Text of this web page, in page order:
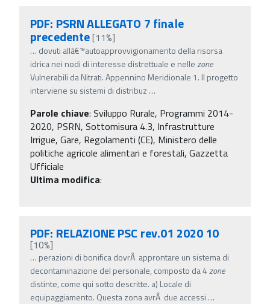
PDF: PSRN ALLEGATO 7 finale
precedente[11%]
… dovuti allâ€™autoapprovvigionamento della risorsa
idrica nei nodi di interesse distrettuale e nellezone
Vulnerabili da Nitrati. Appennino Meridionale 1. Il progetto
interviene su sistemi di distribuz …
Parole chiave: Sviluppo Rurale, Programmi 2014-
2020, PSRN, Sottomisura 4.3, Infrastrutture
Irrigue, Gare, Regolamenti (CE), Ministero delle
politiche agricole alimentari e forestali, Gazzetta
Ufficiale
Ultima modifica:
PDF: RELAZIONE PSC rev.01 2020 10
[10%]
… perazioni di bonifica dovrÃ approntare un sistema di
decontaminazione del personale, composto da 4zone
distinte, come qui sotto descritte. a) Locale di
equipaggiamento. Questa zona avrÃ due accessi …